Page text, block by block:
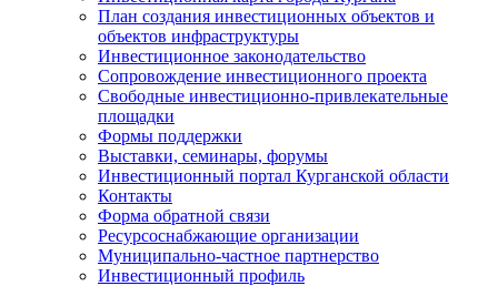
План создания инвестиционных объектов и
объектов инфраструктуры
Инвестиционное законодательство
Сопровождение инвестиционного проекта
Свободные инвестиционно-привлекательные
площадки
Формы поддержки
Выставки, семинары, форумы
Инвестиционный портал Курганской области
Контакты
Форма обратной связи
Ресурсоснабжающие организации
Муниципально-частное партнерство
Инвестиционный профиль